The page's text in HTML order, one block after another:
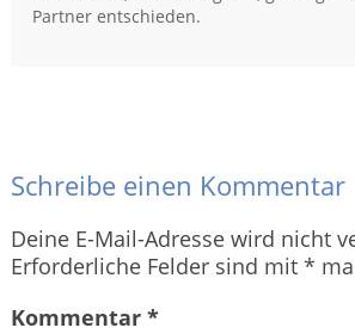
Partner entschieden.
Schreibe einen Kommentar
Deine E-Mail-Adresse wird nicht
Erforderliche Felder sind mit *
Kommentar *